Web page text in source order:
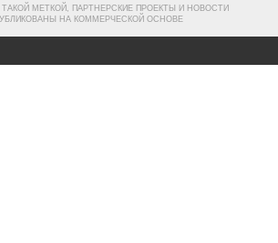
МЕТКОЙ, ПАРТНЕРСКИЕ ПРОЕКТЫ И НОВОСТИ
НА КОММЕРЧЕСКОЙ ОСНОВЕ